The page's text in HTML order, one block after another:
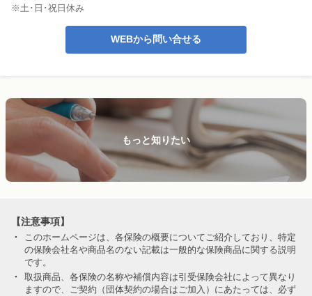
※土･日･祝日休み
WEBから問い合せる
もっと知りたい
【注意事項】
・
このホームページは、各保険の概要についてご紹介しており、特定
の保険会社名や商品名のない記載は一般的な保険商品に関する説明
です。
・
取扱商品、各保険の名称や補償内容は引受保険会社によって異なり
ますので、ご契約（団体契約の場合はご加入）にあたっては、必ず